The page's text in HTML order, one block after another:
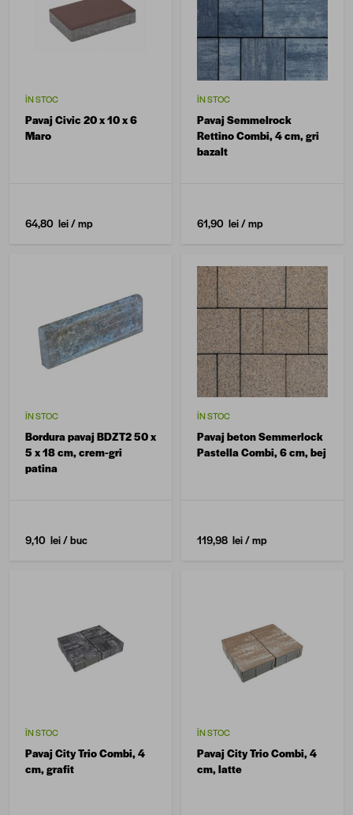
ÎN STOC
Pavaj Civic 20 x 10 x 6
Maro
64,80 lei/ mp
ÎN STOC
Pavaj Semmelrock
Rettino Combi, 4 cm, gri
bazalt
61,90 lei/ mp
ÎN STOC
Bordura pavaj BDZT2 50 x
5 x 18 cm, crem-gri
patina
9,10 lei/ buc
ÎN STOC
Pavaj beton Semmerlock
Pastella Combi, 6 cm, bej
119,98 lei/ mp
ÎN STOC
Pavaj City Trio Combi, 4
cm, grafit
ÎN STOC
Pavaj City Trio Combi, 4
cm, latte